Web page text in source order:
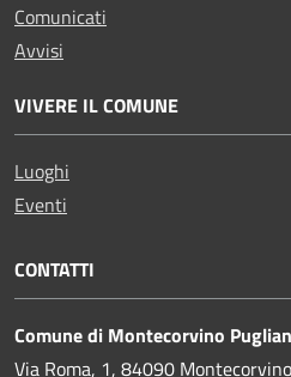
Comunicati
Avvisi
VIVERE IL COMUNE
Luoghi
Eventi
CONTATTI
Comune di Montecorvino
Via Roma, 1, 84090